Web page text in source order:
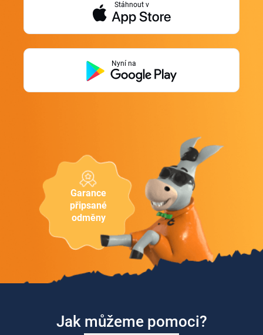
Garance
připsané
odměny
Stáhnout v
Nyní na
Jak můžeme pomoci?